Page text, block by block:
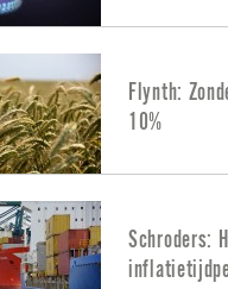
Flynth:
10%
Schroders: